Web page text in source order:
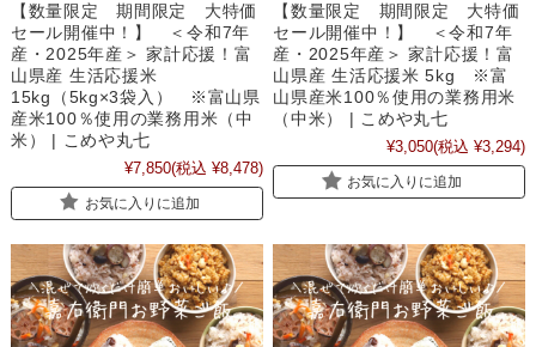
【数量限定 期間限定 大特価
セール開催中！】 ＜令和7年
産・2025年産＞ 家計応援！富
山県産 生活応援米
15kg（5kg×3袋入） ※富山県
産米100％使用の業務用米（中
米） | こめや丸七
¥7,850(税込 ¥8,478)
お気に入りに追加
【数量限定 期間限定 大特価
セール開催中！】 ＜令和7年
産・2025年産＞ 家計応援！富
山県産 生活応援米 5kg ※富
山県産米100％使用の業務用米
（中米） | こめや丸七
¥3,050(税込 ¥3,294)
お気に入りに追加